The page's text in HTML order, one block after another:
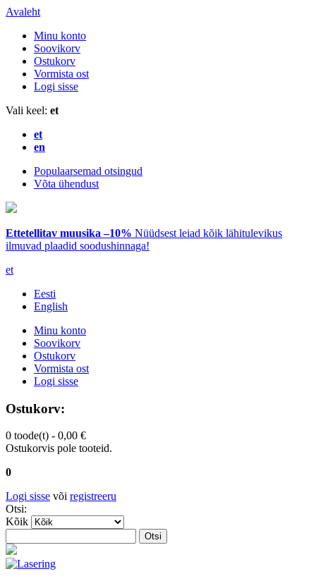
Avaleht
Minu konto
Soovikorv
Ostukorv
Vormista ost
Logi sisse
Vali keel: et
et
en
Populaarsemad otsingud
Võta ühendust
Ettetellitav muusika –10% Nüüdsest leiad kõik lähitulevikus
ilmuvad plaadid soodushinnaga!
et
Eesti
English
Minu konto
Soovikorv
Ostukorv
Vormista ost
Logi sisse
Ostukorv:
0 toode(t) - 0,00 €
Ostukorvis pole tooteid.
0
Logi sisse või registreeru
Otsi:
Kõik
Otsi